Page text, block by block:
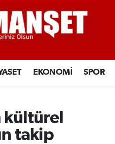
EKONOMİ SPOR
kültürel
takip
ve Fikstür